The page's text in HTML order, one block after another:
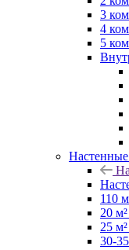
3
4
5
110
20
25
30-